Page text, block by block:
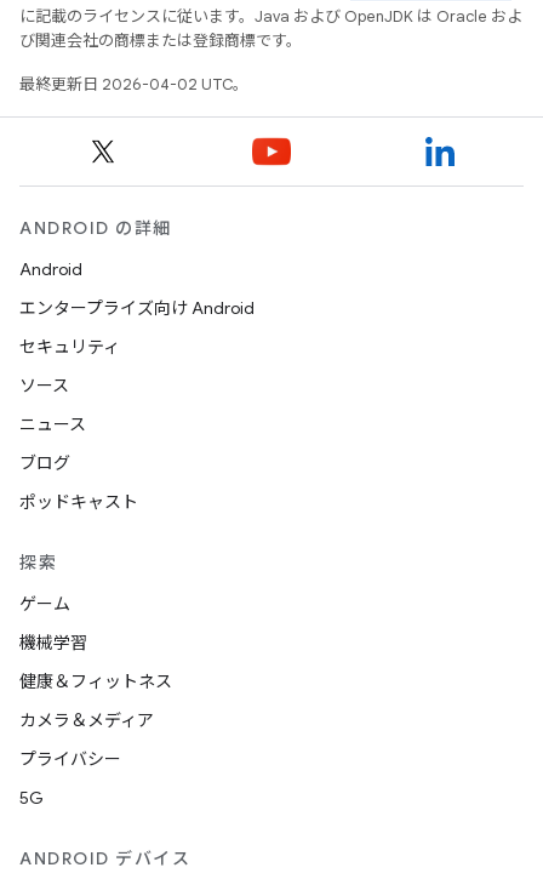
に記載のライセンスに従います。Java および OpenJDK は Oracle およ
び関連会社の商標または登録商標です。
最終更新日 2026-04-02 UTC。
ANDROID の詳細
Android
エンタープライズ向け Android
セキュリティ
ソース
ニュース
ブログ
ポッドキャスト
探索
ゲーム
機械学習
健康＆フィットネス
カメラ＆メディア
プライバシー
5G
ANDROID デバイス